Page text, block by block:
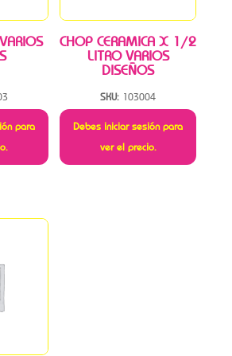
para
CHOP CERAMICA X 1/2
LITRO VARIOS
DISEÑOS
SKU: 103004
Debes iniciar sesión para
ver el precio.